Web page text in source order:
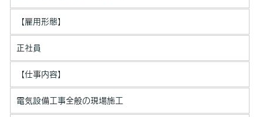
【雇用形態】
正社員
【仕事内容】
電気設備工事全般の現場施工